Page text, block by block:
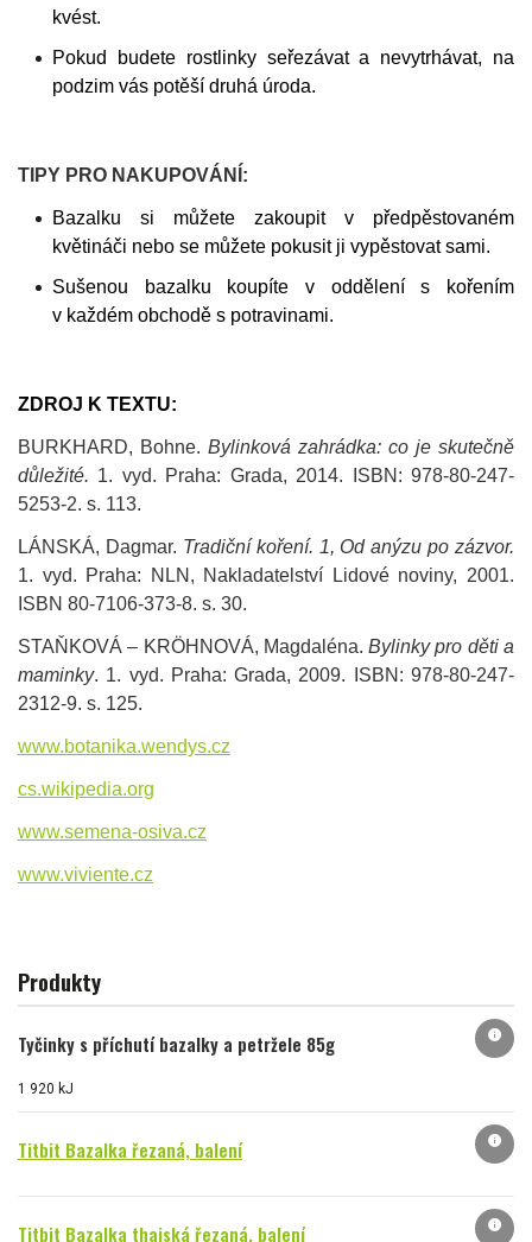
kvést.
Pokud budete rostlinky seřezávat a nevytrhávat, na
podzim vás potěší druhá úroda.
TIPY PRO NAKUPOVÁNÍ:
Bazalku si můžete zakoupit v předpěstovaném
květináči nebo se můžete pokusit ji vypěstovat sami.
Sušenou bazalku koupíte v oddělení s kořením
v každém obchodě s potravinami.
ZDROJ K TEXTU:
BURKHARD, Bohne. Bylinková zahrádka: co je skutečně
důležité. 1. vyd. Praha: Grada, 2014. ISBN: 978-80-247-
5253-2. s. 113.
LÁNSKÁ, Dagmar. Tradiční koření. 1, Od anýzu po zázvor.
1. vyd. Praha: NLN, Nakladatelství Lidové noviny, 2001.
ISBN 80-7106-373-8. s. 30.
STAŇKOVÁ – KRÖHNOVÁ, Magdaléna.Bylinky pro děti a
maminky. 1. vyd. Praha: Grada, 2009. ISBN: 978-80-247-
2312-9. s. 125.
www.botanika.wendys.cz
cs.wikipedia.org
www.semena-osiva.cz
www.viviente.cz
Produkty
Tyčinky s příchutí bazalky a petržele 85g
1 920 kJ
info
Titbit Bazalka řezaná, balení info
Titbit Bazalka thajská řezaná, balení info